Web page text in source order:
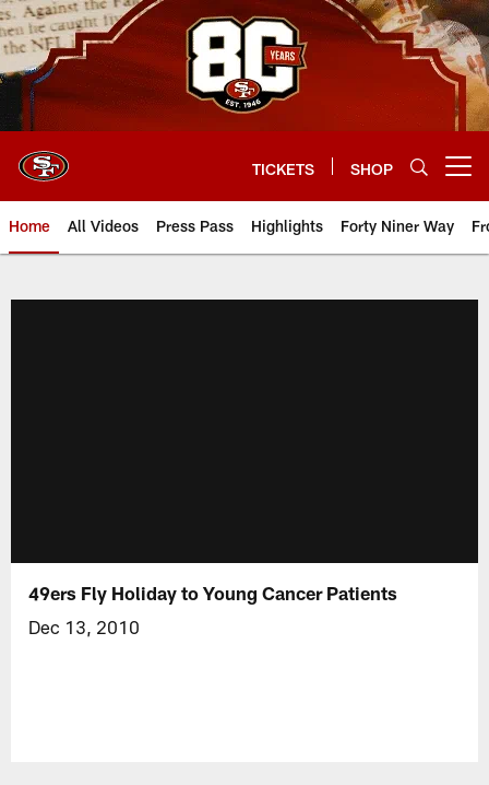
Skip
to
main
content
TICKETS SHOP
Home All Videos Press Pass Highlights Forty Niner Way
49ers Fly Holiday to Young Cancer Patients
Dec 13, 2010